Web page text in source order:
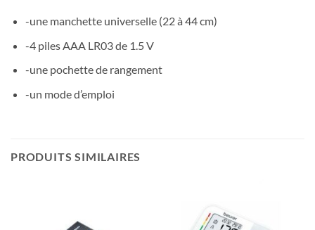
-une manchette universelle (22 à 44 cm)
-4 piles AAA LR03 de 1.5 V
-une pochette de rangement
-un mode d’emploi
PRODUITS SIMILAIRES